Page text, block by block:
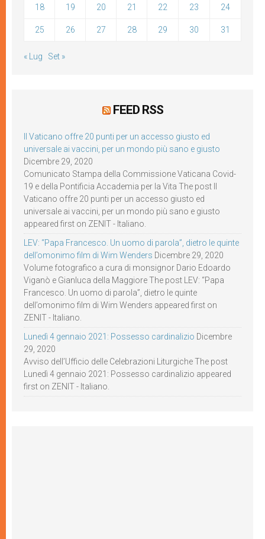
18 19 20 21 22 23 24
25 26 27 28 29 30 31
« Lug Set »
FEED RSS
Il Vaticano offre 20 punti per un accesso giusto ed
universale ai vaccini, per un mondo più sano e giusto
Dicembre 29, 2020
Comunicato Stampa della Commissione Vaticana Covid-
19 e della Pontificia Accademia per la Vita The post Il
Vaticano offre 20 punti per un accesso giusto ed
universale ai vaccini, per un mondo più sano e giusto
appeared first on ZENIT - Italiano.
LEV: “Papa Francesco. Un uomo di parola”, dietro le quinte
dell’omonimo film di Wim Wenders Dicembre 29, 2020
Volume fotografico a cura di monsignor Dario Edoardo
Viganò e Gianluca della Maggiore The post LEV: “Papa
Francesco. Un uomo di parola”, dietro le quinte
dell’omonimo film di Wim Wenders appeared first on
ZENIT - Italiano.
Lunedì 4 gennaio 2021: Possesso cardinalizio Dicembre
29, 2020
Avviso dell’Ufficio delle Celebrazioni Liturgiche The post
Lunedì 4 gennaio 2021: Possesso cardinalizio appeared
first on ZENIT - Italiano.